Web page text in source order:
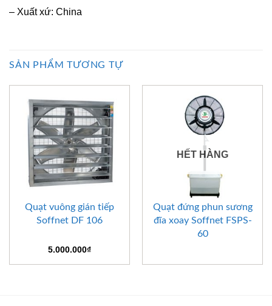
– Xuất xứ: China
SẢN PHẨM TƯƠNG TỰ
Quạt vuông gián tiếp
Soffnet DF 106
5.000.000₫
HẾT HÀNG
Quạt đứng phun sương
đĩa xoay Soffnet FSPS-
60